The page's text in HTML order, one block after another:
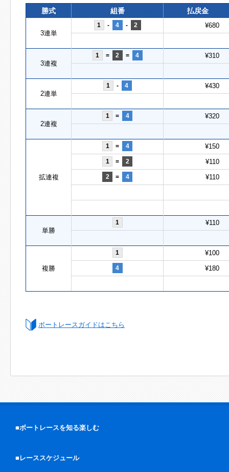
勝式 組番 払戻金
3連単
1 - 4 - 2 ¥680
3連複
1 = 2 = 4 ¥310
2連単
1 - 4 ¥430
2連複
1 = 4 ¥320
拡連複
1 = 4 ¥150
1 = 2 ¥110
2 = 4 ¥110
単勝
1 ¥110
複勝
1 ¥100
4 ¥180
ボートレースガイドはこちら
■ボートレースを知る楽しむ
■レーススケジュール